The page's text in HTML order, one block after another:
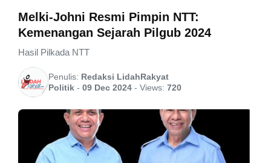
Melki-Johni Resmi Pimpin NTT:
Kemenangan Sejarah Pilgub 2024
Hasil Pilkada NTT
Penulis: Redaksi LidahRakyat
Politik - 09 Dec 2024 - Views: 720